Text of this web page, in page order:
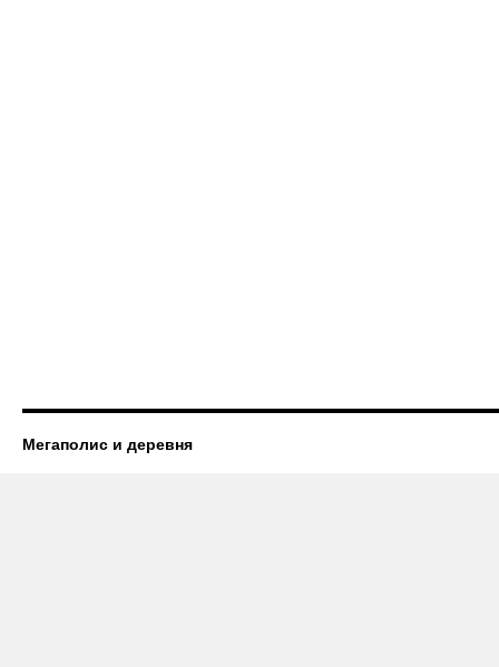
Мегаполис и деревня